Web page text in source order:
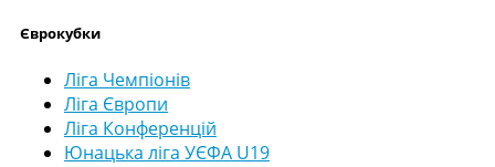
Єврокубки
Ліга Чемпіонів
Ліга Європи
Ліга Конференцій
Юнацька ліга УЄФА U19